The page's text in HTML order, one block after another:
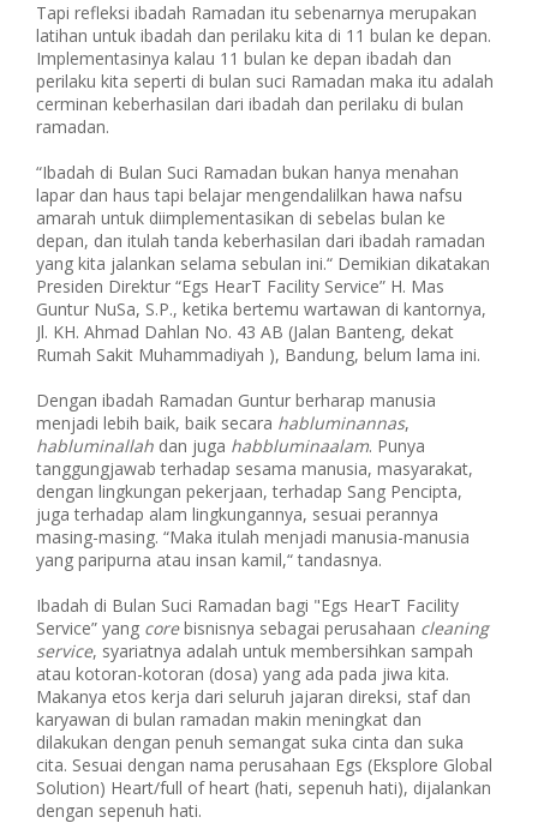
Tapi refleksi ibadah Ramadan itu sebenarnya merupakan
latihan untuk ibadah dan perilaku kita di 11 bulan ke depan.
Implementasinya kalau 11 bulan ke depan ibadah dan
perilaku kita seperti di bulan suci Ramadan maka itu adalah
cerminan keberhasilan dari ibadah dan perilaku di bulan
ramadan.
“Ibadah di Bulan Suci Ramadan bukan hanya menahan
lapar dan haus tapi belajar mengendalilkan hawa nafsu
amarah untuk diimplementasikan di sebelas bulan ke
depan, dan itulah tanda keberhasilan dari ibadah ramadan
yang kita jalankan selama sebulan ini.“ Demikian dikatakan
Presiden Direktur “Egs HearT Facility Service” H. Mas
Guntur NuSa, S.P., ketika bertemu wartawan di kantornya,
Jl. KH. Ahmad Dahlan No. 43 AB (Jalan Banteng, dekat
Rumah Sakit Muhammadiyah ), Bandung, belum lama ini.
Dengan ibadah Ramadan Guntur berharap manusia
menjadi lebih baik, baik secara habluminannas,
habluminallah dan juga habbluminaalam. Punya
tanggungjawab terhadap sesama manusia, masyarakat,
dengan lingkungan pekerjaan, terhadap Sang Pencipta,
juga terhadap alam lingkungannya, sesuai perannya
masing-masing. “Maka itulah menjadi manusia-manusia
yang paripurna atau insan kamil,“ tandasnya.
Ibadah di Bulan Suci Ramadan bagi "Egs HearT Facility
Service” yang corebisnisnya sebagai perusahaan cleaning
service, syariatnya adalah untuk membersihkan sampah
atau kotoran-kotoran (dosa) yang ada pada jiwa kita.
Makanya etos kerja dari seluruh jajaran direksi, staf dan
karyawan di bulan ramadan makin meningkat dan
dilakukan dengan penuh semangat suka cinta dan suka
cita. Sesuai dengan nama perusahaan Egs (Eksplore Global
Solution) Heart/full of heart (hati, sepenuh hati), dijalankan
dengan sepenuh hati.